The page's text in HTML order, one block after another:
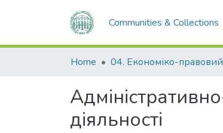
Communities & Collections
Home
діяльності